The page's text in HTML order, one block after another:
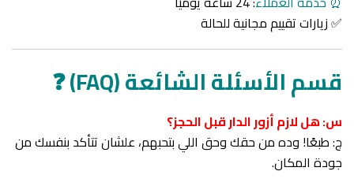
✅ زيارات تقييم مجانية للحالة
قسم الأسئلة الشائعة (FAQ) ❓
س: هل لازم أزور الدار قبل الحجز؟
ج: طبعًا! وده من حقك وحق اللي بتحبهم، علشان تتأكد بنفسك من
جودة المكان.